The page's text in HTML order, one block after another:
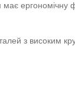
ергономічну
з високим